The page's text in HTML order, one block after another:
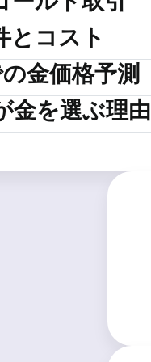
とコスト
金価格予測
金を選ぶ理由